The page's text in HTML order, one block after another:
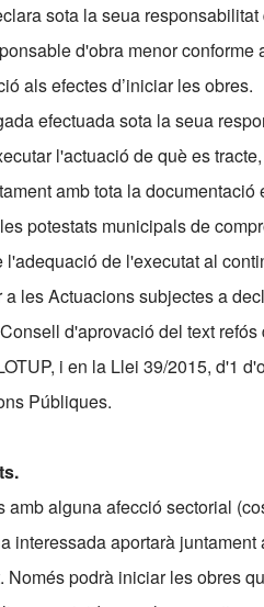
sota la seua
d'obra menor
als efectes d’iniciar les obres.
efectuada sota la seua
l'actuació de què es
amb tota la
potestats municipals de
de l'executat al
les Actuacions subjectes a
d'aprovació del text
i en la Llei 39/2015, d'1
Públiques.
amb alguna afecció sectorial
interessada aportarà
Només podrà iniciar les obres